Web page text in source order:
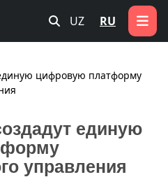
UZ RU
цифровую платформу
единую
управления